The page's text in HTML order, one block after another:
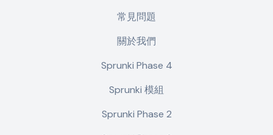
常見問題
關於我們
Sprunki Phase 4
Sprunki 模組
Sprunki Phase 2